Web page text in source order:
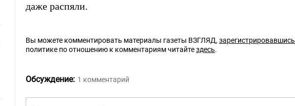
даже распяли.
Вы можете комментировать материалы газеты ВЗГЛЯД, зарегистрировавшись
политике по отношению к комментариям читайтездесь.
Обсуждение: 1 комментарий